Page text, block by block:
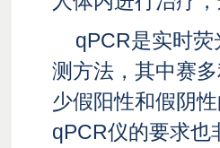
qPCR是实时
测方法，其中赛
少假阳性和假阴
qPCR仪的要求也